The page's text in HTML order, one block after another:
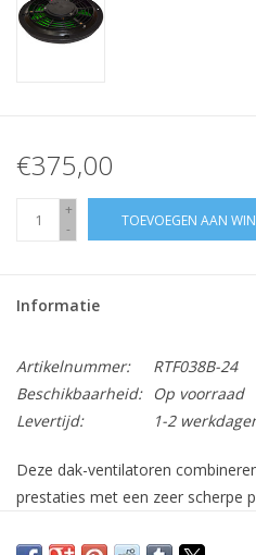
€375,00
+
-
TOEVOEGEN AAN
Informatie
Artikelnummer:
RTF038B-24
Beschikbaarheid:
Op voorraad
Levertijd:
1-2
Deze dak-ventilatoren
prestaties met een zeer scherpe